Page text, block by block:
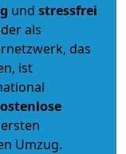
und stressfrei
als
das
ist
Umzug.